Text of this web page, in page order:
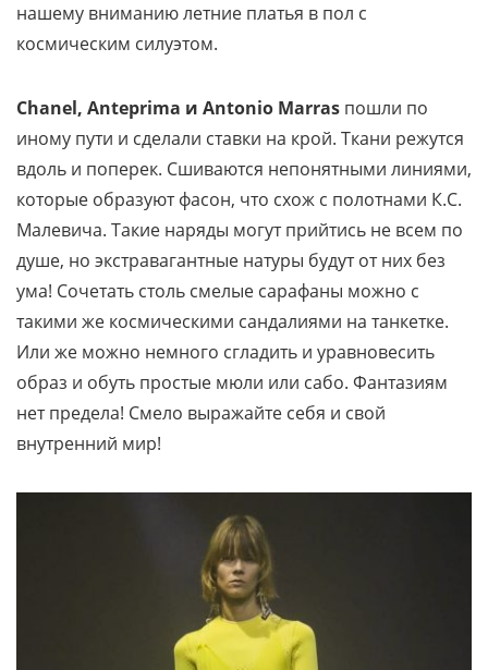
нашему вниманию летние платья в пол с
космическим силуэтом.
Chanel, Anteprima и Antonio Marras пошли по
иному пути и сделали ставки на крой. Ткани режутся
вдоль и поперек. Сшиваются непонятными линиями,
которые образуют фасон, что схож с полотнами К.С.
Малевича. Такие наряды могут прийтись не всем по
душе, но экстравагантные натуры будут от них без
ума! Сочетать столь смелые сарафаны можно с
такими же космическими сандалиями на танкетке.
Или же можно немного сгладить и уравновесить
образ и обуть простые мюли или сабо. Фантазиям
нет предела! Смело выражайте себя и свой
внутренний мир!